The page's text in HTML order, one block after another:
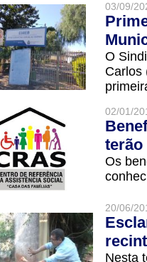
03/09/
O
Carlos
02/01/
terão
Os
20/06/
Nesta